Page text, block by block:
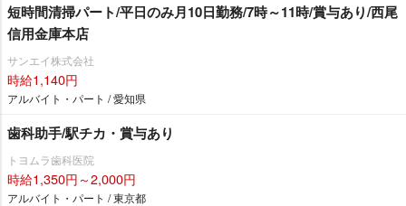
短時間清掃パート/平日のみ月10日勤務/7時～11時/賞与あり/西尾
信用金庫本店
サンエイ株式会社
時給1,140円
アルバイト・パート / 愛知県
歯科助手/駅チカ・賞与あり
トヨムラ歯科医院
時給1,350円～2,000円
アルバイト・パート / 東京都